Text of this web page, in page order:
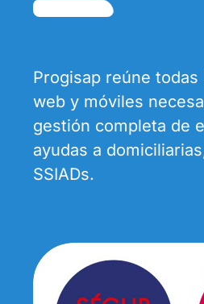
Progisap reúne
web y móviles
gestión completa de
ayudas a
SSIADs.